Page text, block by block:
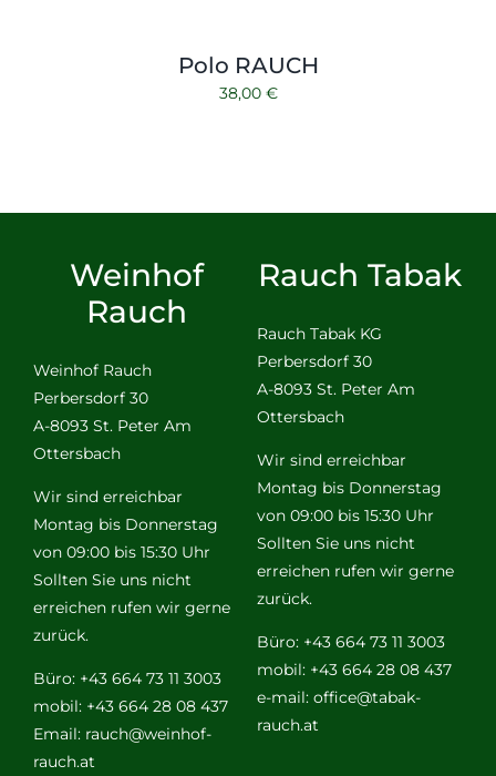
Polo RAUCH
38,00 €
Weinhof
Rauch
Weinhof Rauch
Perbersdorf 30
A-8093 St. Peter Am
Ottersbach
Wir sind erreichbar
Montag bis Donnerstag
von 09:00 bis 15:30 Uhr
Sollten Sie uns nicht
erreichen rufen wir gerne
zurück.
Büro: +43 664 73 11 3003
mobil: +43 664 28 08 437
Email: rauch@weinhof-
rauch.at
Rauch Tabak
Rauch Tabak KG
Perbersdorf 30
A-8093 St. Peter Am
Ottersbach
Wir sind erreichbar
Montag bis Donnerstag
von 09:00 bis 15:30 Uhr
Sollten Sie uns nicht
erreichen rufen wir gerne
zurück.
Büro: +43 664 73 11 3003
mobil: +43 664 28 08 437
e-mail: office@tabak-
rauch.at